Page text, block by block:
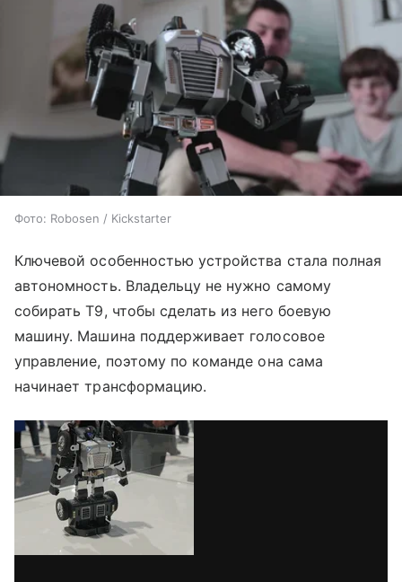
Фото: Robosen / Kickstarter
Ключевой особенностью устройства стала полная
автономность. Владельцу не нужно самому
собирать T9, чтобы сделать из него боевую
машину. Машина поддерживает голосовое
управление, поэтому по команде она сама
начинает трансформацию.